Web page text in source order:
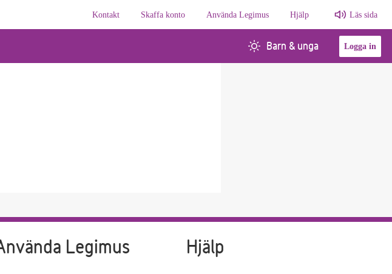
Kontakt
Skaffa konto Använda Legimus Hjälp Läs sida
Barn & unga Logga in
Legimus Hjälp